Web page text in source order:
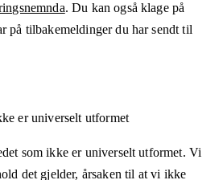
. Du kan også klage på
på tilbakemeldinger du har sendt til
er universelt utformet
som ikke er universelt utformet. Vi
det gjelder, årsaken til at vi ikke